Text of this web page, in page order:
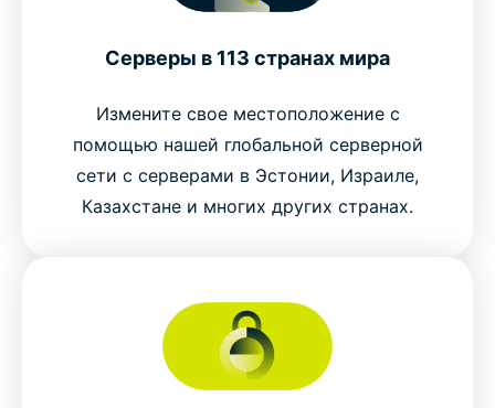
Серверы в 113 странах мира
Измените свое местоположение с
помощью нашей глобальной серверной
сети с серверами в Эстонии, Израиле,
Казахстане и многих других странах.